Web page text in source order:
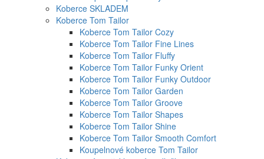
Koberce SKLADEM
Koberce Tom Tailor
Koberce Tom Tailor Cozy
Koberce Tom Tailor Fine Lines
Koberce Tom Tailor Fluffy
Koberce Tom Tailor Funky Orient
Koberce Tom Tailor Funky Outdoor
Koberce Tom Tailor Garden
Koberce Tom Tailor Groove
Koberce Tom Tailor Shapes
Koberce Tom Tailor Shine
Koberce Tom Tailor Smooth Comfort
Koupelnové koberce Tom Tailor